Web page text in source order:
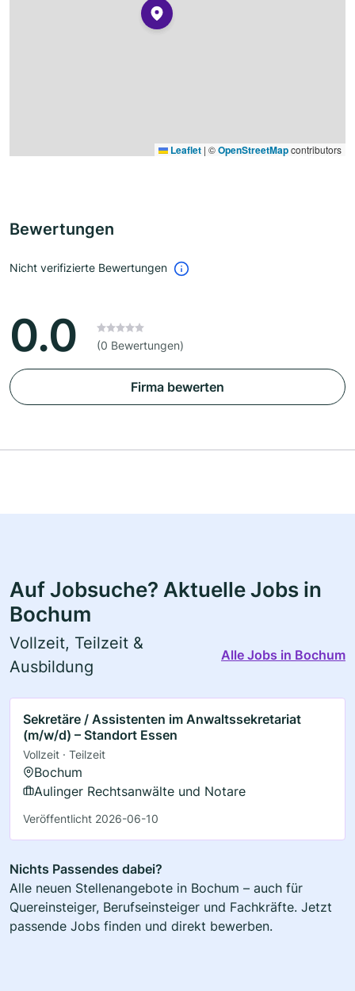
Leaflet | ©OpenStreetMapcontributors
Bewertungen
Nicht verifizierte Bewertungen
0.0 (0 Bewertungen)
Firma bewerten
Auf Jobsuche? Aktuelle Jobs in
Bochum
Vollzeit, Teilzeit &
Ausbildung
Alle Jobs in Bochum
Sekretäre / Assistenten im Anwaltssekretariat
(m/w/d) – Standort Essen
Vollzeit · Teilzeit
Bochum
Aulinger Rechtsanwälte und Notare
Veröffentlicht 2026-06-10
Nichts Passendes dabei?
Alle neuen Stellenangebote in Bochum – auch für
Quereinsteiger, Berufseinsteiger und Fachkräfte. Jetzt
passende Jobs finden und direkt bewerben.